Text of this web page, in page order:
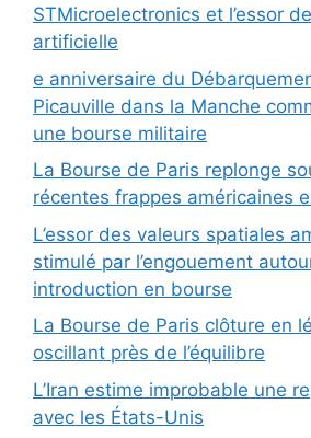
STMicroelectronics et l’essor
artificielle
e anniversaire du
Picauville dans la Manche
une bourse militaire
La Bourse de Paris replonge
récentes frappes américaines
L’essor des valeurs spatiales
stimulé par l’engouement
introduction en bourse
La Bourse de Paris clôture en
oscillant près de l’équilibre
L’Iran estime improbable une
avec les États-Unis